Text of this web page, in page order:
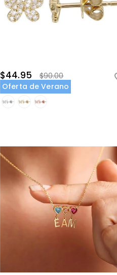
$44.95
$90.00
Oferta de Verano